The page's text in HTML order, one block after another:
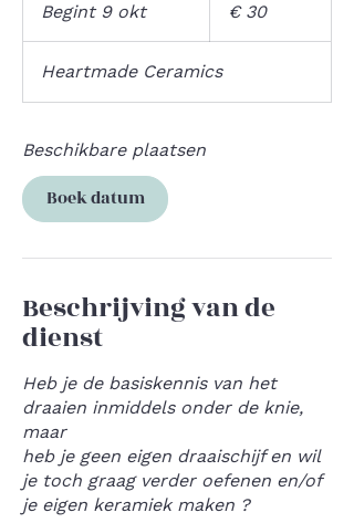
Begint 9 oktB
e
g
i
n
9
o
€ 30
Heartmade Ceramics
Beschikbare plaatsen
Boek datum
Beschrijving van de
dienst
Heb je de basiskennis van het
draaien inmiddels onder de knie,
maar
heb je geen eigen draaischijf en wil
je toch graag verder oefenen en/of
je eigen keramiek maken ?